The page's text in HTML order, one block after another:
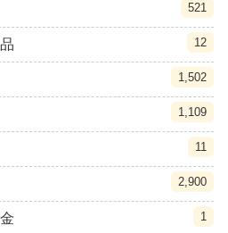
521
12
1,502
1,109
11
2,900
1